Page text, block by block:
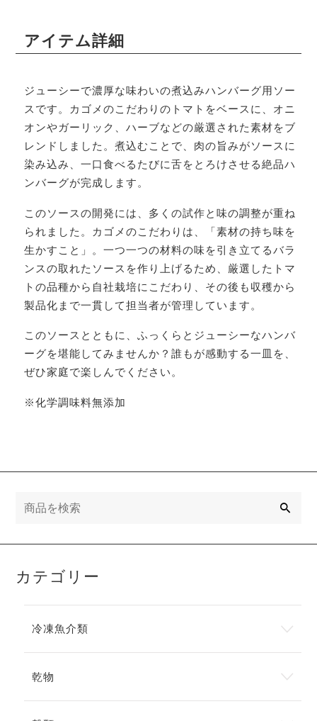
アイテム詳細
ジューシーで濃厚な味わいの煮込みハンバーグ用ソー
スです。カゴメのこだわりのトマトをベースに、オニ
オンやガーリック、ハーブなどの厳選された素材をブ
レンドしました。煮込むことで、肉の旨みがソースに
染み込み、一口食べるたびに舌をとろけさせる絶品ハ
ンバーグが完成します。
このソースの開発には、多くの試作と味の調整が重ね
られました。カゴメのこだわりは、「素材の持ち味を
生かすこと」。一つ一つの材料の味を引き立てるバラ
ンスの取れたソースを作り上げるため、厳選したトマ
トの品種から自社栽培にこだわり、その後も収穫から
製品化まで一貫して担当者が管理しています。
このソースとともに、ふっくらとジューシーなハンバ
ーグを堪能してみませんか？誰もが感動する一皿を、
ぜひ家庭で楽しんでください。
※化学調味料無添加
カテゴリー
冷凍魚介類
乾物